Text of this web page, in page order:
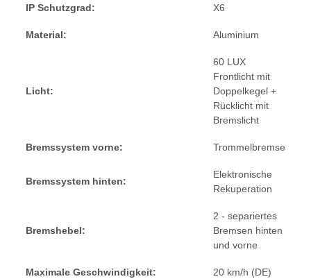
IP Schutzgrad: X6
Material: Aluminium
Licht:
60 LUX
Frontlicht mit
Doppelkegel +
Rücklicht mit
Bremslicht
Bremssystem vorne: Trommelbremse
Bremssystem hinten:
Elektronische
Rekuperation
Bremshebel:
2 - separiertes
Bremsen hinten
und vorne
Maximale Geschwindigkeit: 20 km/h (DE)